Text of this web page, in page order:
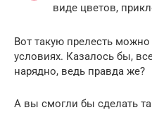
виде цветов,
Вот такую прелесть
условиях. Казалось бы,
нарядно, ведь правда же?
А вы смогли бы сделать